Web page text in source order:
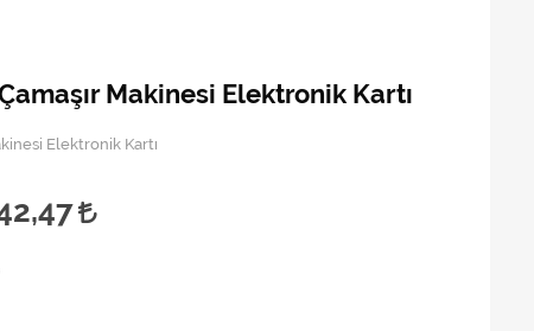
Makinesi Elektronik Kartı
Elektronik Kartı